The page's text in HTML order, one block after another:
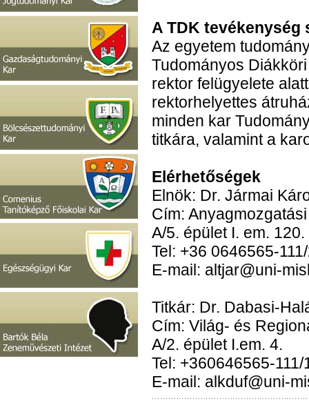
A TDK tevékenység
Az egyetem
Tudományos
rektor felügyelete
rektorhelyettes
minden kar
titkára, valamint a
Elérhetőségek
Elnök: Dr. Jármai
Cím:
A/5. épület I. em. 120.
Tel: +36 0646565-
E-mail: altjar@uni-
Titkár: Dr. Dabasi-
Cím: Világ- és
A/2. épület I.em. 4.
Tel: +360646565-
E-mail: alkduf@uni-